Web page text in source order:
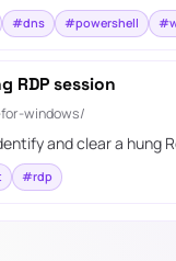
#dns #powershell
RDP session
windows/
and clear a hung
#rdp